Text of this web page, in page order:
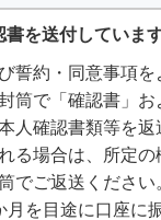
を送付しています
誓約・同意事項を
筒で「確認書」
人確認書類等を返
る場合は、所定の
でご返送ください
を目途に口座に